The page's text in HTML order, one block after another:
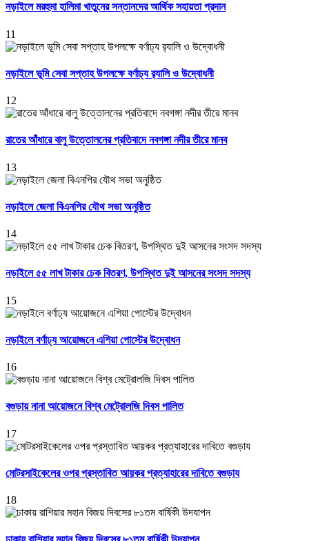
নড়াইলে মরহুমা হালিমা খাতুনের সন্তানদের আর্থিক সহায়তা প্রদান
11
নড়াইলে ভূমি সেবা সপ্তাহ উপলক্ষে বর্ণাঢ্য র‌্যালি ও উদ্বোধনী
12
রাতের আঁধারে বালু উত্তোলনের প্রতিবাদে নবগঙ্গা নদীর তীরে মানব
13
নড়াইলে জেলা বিএনপির যৌথ সভা অনুষ্ঠিত
14
নড়াইলে ৫৫ লাখ টাকার চেক বিতরণ, উপস্থিত দুই আসনের সংসদ সদস্য
15
নড়াইলে বর্ণাঢ্য আয়োজনে এশিয়া পোস্টের উদ্বোধন
16
বগুড়ায় নানা আয়োজনে বিশ্ব মেট্রোলজি দিবস পালিত
17
মোটরসাইকেলের ওপর প্রস্তাবিত আয়কর প্রত্যাহারের দাবিতে বগুড়ায
18